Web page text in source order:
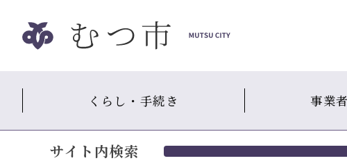
くらし・手続き 事業
サイト内検索